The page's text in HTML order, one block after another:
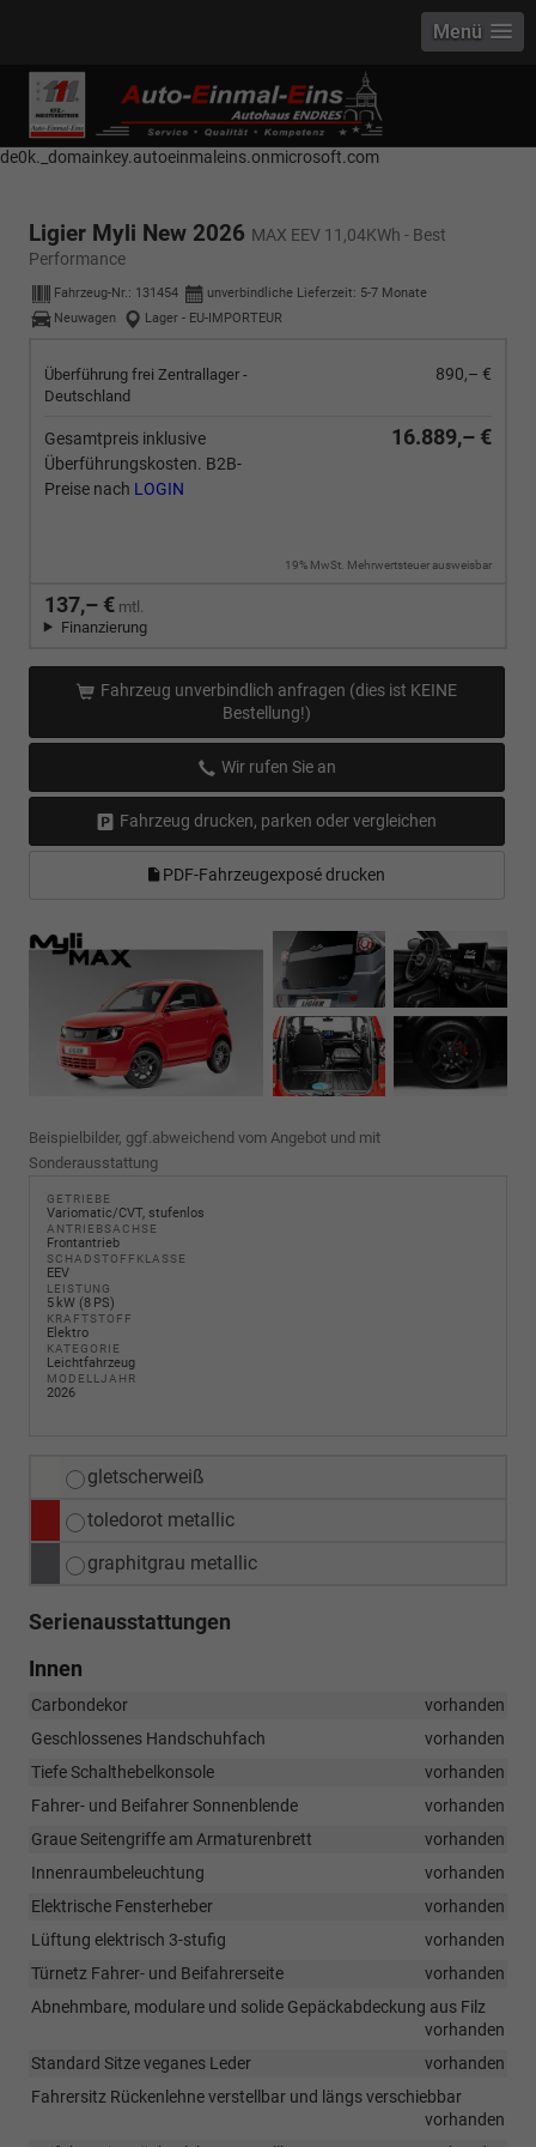
------------ Host Name : selector1._domainkey Points to address or value:
selector1-aee-de0k._domainkey.autoeinmaleins.onmicrosoft.com Host
Name : selector2._domainkey Points to address or value: selector2-aee-
de0k._domainkey.autoeinmaleins.onmicrosoft.com
Menü
Ligier Myli New 2026 MAX EEV 11,04KWh - Best
Performance
Fahrzeug-Nr.: 131454
unverbindliche Lieferzeit: 5-7 Monate
Neuwagen
Lager - EU-IMPORTEUR
Überführung frei Zentrallager -
Deutschland
890,– €
Gesamtpreis inklusive
Überführungskosten. B2B-
Preise nach LOGIN
16.889,– €
19% MwSt. Mehrwertsteuer ausweisbar
137,– € mtl.
Finanzierung
Fahrzeug unverbindlich anfragen (dies ist KEINE
Bestellung!)
Wir rufen Sie an
Fahrzeug drucken, parken oder vergleichen
PDF-Fahrzeugexposé drucken
Beispielbilder, ggf.abweichend vom Angebot und mit
Sonderausstattung
GETRIEBE
Variomatic/CVT, stufenlos
ANTRIEBSACHSE
Frontantrieb
SCHADSTOFFKLASSE
EEV
LEISTUNG
5 kW (8 PS)
KRAFTSTOFF
Elektro
KATEGORIE
Leichtfahrzeug
MODELLJAHR
2026
gletscherweiß
toledorot metallic
graphitgrau metallic
Serienausstattungen
Innen
Carbondekor
vorhanden
Geschlossenes Handschuhfach
vorhanden
Tiefe Schalthebelkonsole
vorhanden
Fahrer- und Beifahrer Sonnenblende
vorhanden
Graue Seitengriffe am Armaturenbrett
vorhanden
Innenraumbeleuchtung
vorhanden
Elektrische Fensterheber
vorhanden
Lüftung elektrisch 3-stufig
vorhanden
Türnetz Fahrer- und Beifahrerseite
vorhanden
Abnehmbare, modulare und solide Gepäckabdeckung aus Filz
vorhanden
Standard Sitze veganes Leder
vorhanden
Fahrersitz Rückenlehne verstellbar und längs verschiebbar
vorhanden